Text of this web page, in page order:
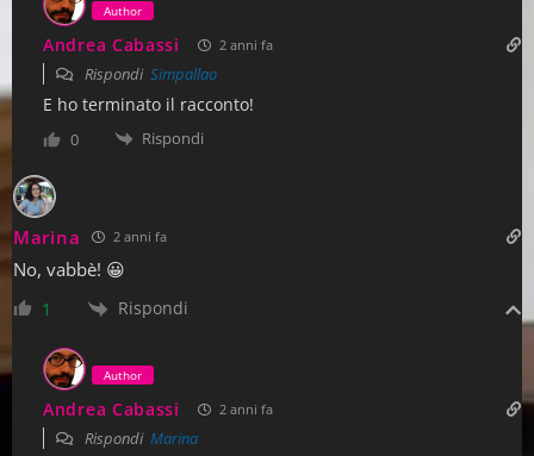
Author
Andrea Cabassi 2 anni fa
Rispondi Simpallao
E ho terminato il racconto!
0 Rispondi
Marina 2 anni fa
No, vabbè! 😀
1 Rispondi
Author
Andrea Cabassi 2 anni fa
Rispondi Marina